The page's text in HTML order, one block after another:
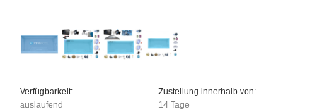
Verfügbarkeit:
auslaufend
Zustellung innerhalb von:
14 Tage